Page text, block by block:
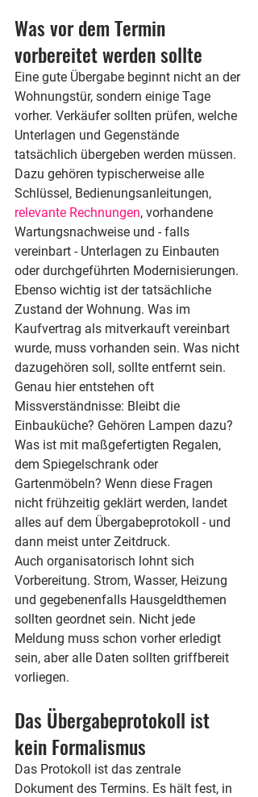
Was vor dem Termin
vorbereitet werden sollte
Eine gute Übergabe beginnt nicht an der
Wohnungstür, sondern einige Tage
vorher. Verkäufer sollten prüfen, welche
Unterlagen und Gegenstände
tatsächlich übergeben werden müssen.
Dazu gehören typischerweise alle
Schlüssel, Bedienungsanleitungen,
relevante Rechnungen, vorhandene
Wartungsnachweise und - falls
vereinbart - Unterlagen zu Einbauten
oder durchgeführten Modernisierungen.
Ebenso wichtig ist der tatsächliche
Zustand der Wohnung. Was im
Kaufvertrag als mitverkauft vereinbart
wurde, muss vorhanden sein. Was nicht
dazugehören soll, sollte entfernt sein.
Genau hier entstehen oft
Missverständnisse: Bleibt die
Einbauküche? Gehören Lampen dazu?
Was ist mit maßgefertigten Regalen,
dem Spiegelschrank oder
Gartenmöbeln? Wenn diese Fragen
nicht frühzeitig geklärt werden, landet
alles auf dem Übergabeprotokoll - und
dann meist unter Zeitdruck.
Auch organisatorisch lohnt sich
Vorbereitung. Strom, Wasser, Heizung
und gegebenenfalls Hausgeldthemen
sollten geordnet sein. Nicht jede
Meldung muss schon vorher erledigt
sein, aber alle Daten sollten griffbereit
vorliegen.
Das Übergabeprotokoll ist
kein Formalismus
Das Protokoll ist das zentrale
Dokument des Termins. Es hält fest, in